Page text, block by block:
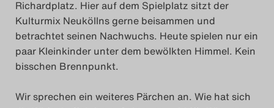
Das Theatertreffen-Blog
Archiv
Impressum
Richardplatz. Hier auf dem Spielplatz sitzt der
Kulturmix Neuköllns gerne beisammen und
betrachtet seinen Nachwuchs. Heute spielen nur ein
paar Kleinkinder unter dem bewölkten Himmel. Kein
bisschen Brennpunkt.
Wir sprechen ein weiteres Pärchen an. Wie hat sich